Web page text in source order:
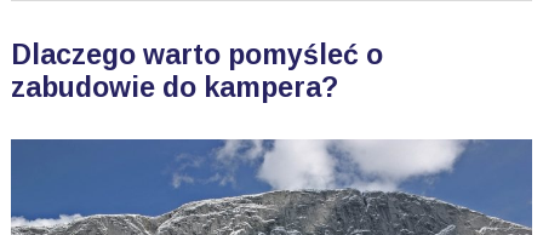
Dlaczego warto pomyśleć o
zabudowie do kampera?